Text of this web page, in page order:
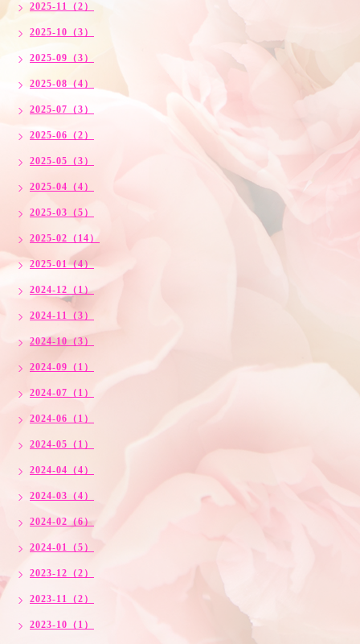
2025-11（2）
2025-10（3）
2025-09（3）
2025-08（4）
2025-07（3）
2025-06（2）
2025-05（3）
2025-04（4）
2025-03（5）
2025-02（14）
2025-01（4）
2024-12（1）
2024-11（3）
2024-10（3）
2024-09（1）
2024-07（1）
2024-06（1）
2024-05（1）
2024-04（4）
2024-03（4）
2024-02（6）
2024-01（5）
2023-12（2）
2023-11（2）
2023-10（1）